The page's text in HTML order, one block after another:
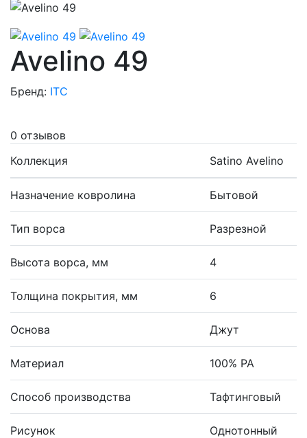
Avelino 49
Бренд: ITC
0 отзывов
Коллекция
Satino Avelino
Назначение ковролина Бытовой
Тип ворса Разрезной
Высота ворса, мм 4
Толщина покрытия, мм 6
Основа Джут
Материал 100% PA
Способ производства Тафтинговый
Рисунок Однотонный